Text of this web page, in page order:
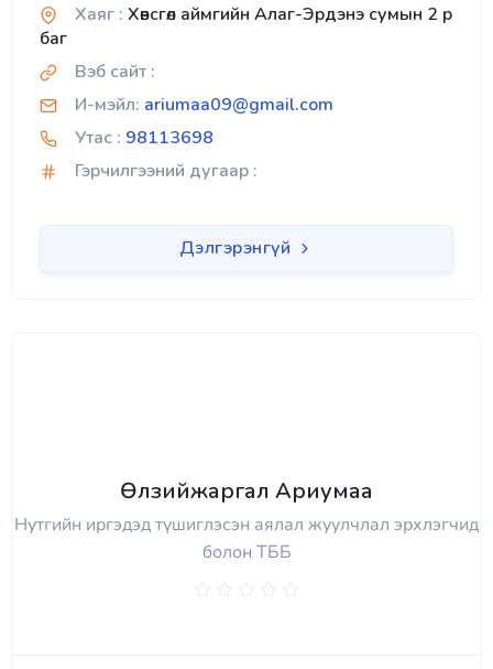
Хаяг : Хөвсгөл аймгийн Алаг-Эрдэнэ сумын 2 р
баг
Вэб сайт :
И-мэйл: ariumaa09@gmail.com
Утас : 98113698
Гэрчилгээний дугаар :
Дэлгэрэнгүй
Өлзийжаргал Ариумаа
Нутгийн иргэдэд түшиглэсэн аялал жуулчлал эрхлэгчид
болон ТББ